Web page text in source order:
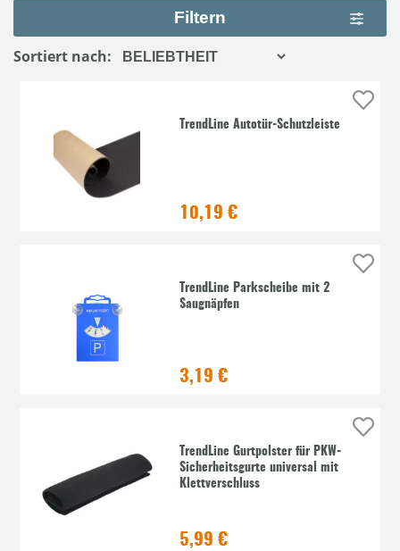
Filtern
Sortiert nach:
TrendLine Autotür-Schutzleiste
10,19 €
TrendLine Parkscheibe mit 2
Saugnäpfen
3,19 €
TrendLine Gurtpolster für PKW-
Sicherheitsgurte universal mit
Klettverschluss
5,99 €